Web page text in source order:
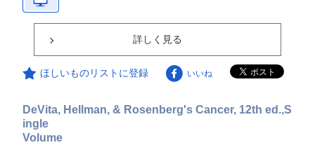
詳しく見る
ほしいものリストに登録 いいね
DeVita, Hellman, & Rosenberg's Cancer, 12th ed.,S
ingle
Volume